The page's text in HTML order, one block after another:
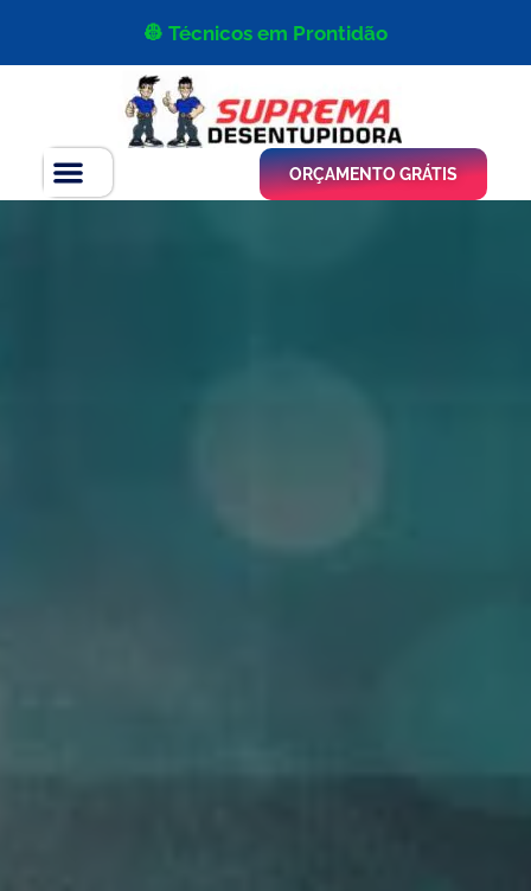
👷 Técnicos em Prontidão
ORÇAMENTO GRÁTIS